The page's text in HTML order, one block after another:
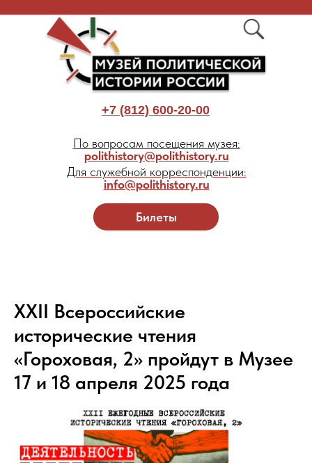
Билеты
+7 (812) 600-20-00
По вопросам посещения музея:
polithistory@polithistory.ru
Для служебной корреспонденции:
info@polithistory.ru
XXII Всероссийские
исторические чтения
«Гороховая, 2» пройдут в Музее
17 и 18 апреля 2025 года